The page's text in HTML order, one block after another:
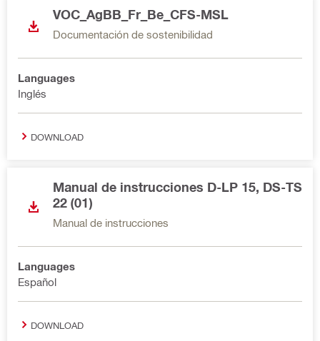
VOC_AgBB_Fr_Be_CFS-MSL
Documentación de sostenibilidad
Languages
Inglés
DOWNLOAD
Manual de instrucciones D-LP 15, DS-TS
22 (01)
Manual de instrucciones
Languages
Español
DOWNLOAD